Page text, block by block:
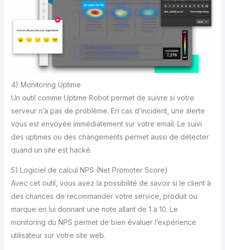
4) Monitoring Uptime
Un outil comme Uptime Robot permet de suivre si votre
serveur n’a pas de problème. En cas d’incident, une alerte
vous est envoyée immédiatement sur votre email. Le suivi
des uptimes ou des changements permet aussi de détecter
quand un site est hacké.
5) Logiciel de calcul NPS (Net Promoter Score)
Avec cet outil, vous avez la possibilité de savoir si le client à
des chances de recommander votre service, produit ou
marque en lui donnant une note allant de 1 à 10. Le
monitoring du NPS permet de bien évaluer l’expérience
utilisateur sur votre site web.